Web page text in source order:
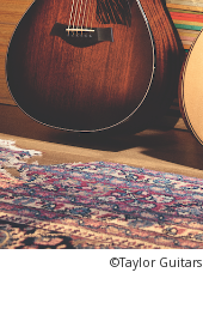
©Taylor Guitars